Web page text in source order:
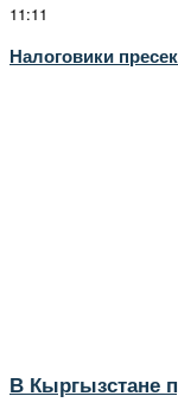
11:11
Налоговики
В Кыргызстане